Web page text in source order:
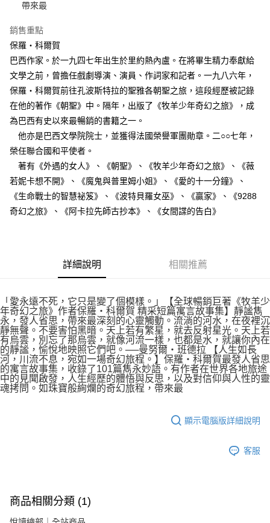
帶來最
銷售重點
保羅‧科爾賀
巴西作家。於一九四七年出生於里約熱內盧。在將畢生精力奉獻給
文學之前，曾擔任戲劇導演、演員、作詞家和記者。一九八六年，
保羅‧科爾賀前往孔波斯特拉的聖雅各朝聖之旅，這段經歷被記錄
在他的著作《朝聖》中。隔年，出版了《牧羊少年奇幻之旅》，成
為巴西有史以來最暢銷的書籍之一。
他亦是巴西文學院院士，並獲得法國榮譽軍團勛章。二○○七年，
榮任聯合國和平使者。
著有《外遇的女人》、《朝聖》、《牧羊少年奇幻之旅》、《薇
若妮卡想不開》、《魔鬼與普里姆小姐》、《愛的十一分鐘》、
《生命戰士的智慧祕笈》、《波特貝羅女巫》、《贏家》、《9288
奇幻之旅》、《阿卡拉先師古抄本》、《女間諜的告白》
詳細說明 相關推薦
「愛永遠不死，它只是變了個模樣。」【全球暢銷巨著《牧羊少
年奇幻之旅》作者保羅‧科爾賀 精采短篇寓言故事集】靜謐雋
永，發人省思，帶來最深刻的心靈觸動。流淌的河水，在夜裡沉
靜無聲。不要害怕黑暗。天上若有繁星，就去反射星光。天上若
有烏雲，別忘了那烏雲，就像河流一樣，也都是水，就讓你內在
的靜謐，愉悅地映照它們吧。──曼努爾‧班德拉 【人生如長
河，川流不息，宛如一場奇幻旅程。】保羅‧科爾賀最發人省思
的寓言故事集，收錄了101篇雋永妙語。有作者在世界各地旅途
中的見聞啟發，人生經歷的體悟與反思，以及對信仰與人性的靈
魂拷問。如珠寶般絢爛的奇幻旅程，帶來最
顯示電腦版詳細說明
客服
商品相關分類 (1)